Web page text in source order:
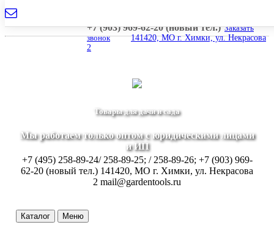
mail@gardentools.ru
+7 (903) 969-62-20 (новый тел.) Заказать
звонок
141420, МО г. Химки, ул. Некрасова
2
Товары для дачи и сада
Мы работаем только оптом с юридическими лицами
и ИП
+7 (495) 258-89-24/ 258-89-25; / 258-89-26; +7 (903) 969-
62-20 (новый тел.) 141420, МО г. Химки, ул. Некрасова
2 mail@gardentools.ru
Каталог Меню